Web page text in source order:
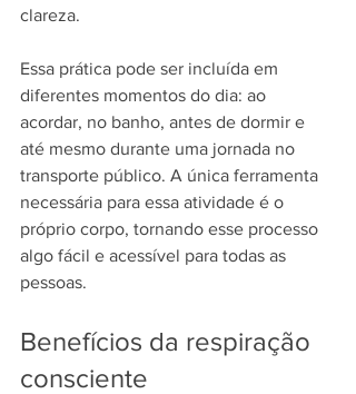
clareza.
Essa prática pode ser incluída em
diferentes momentos do dia: ao
acordar, no banho, antes de dormir e
até mesmo durante uma jornada no
transporte público. A única ferramenta
necessária para essa atividade é o
próprio corpo, tornando esse processo
algo fácil e acessível para todas as
pessoas.
Benefícios da respiração
consciente